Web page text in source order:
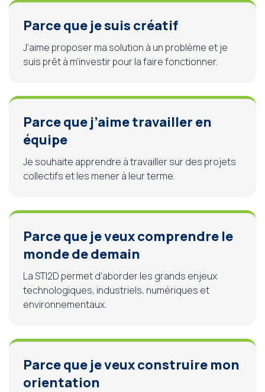
Parce que je suis créatif
J’aime proposer ma solution à un problème et je
suis prêt à m’investir pour la faire fonctionner.
Parce que j’aime travailler en
équipe
Je souhaite apprendre à travailler sur des projets
collectifs et les mener à leur terme.
Parce que je veux comprendre le
monde de demain
La STI2D permet d’aborder les grands enjeux
technologiques, industriels, numériques et
environnementaux.
Parce que je veux construire mon
orientation